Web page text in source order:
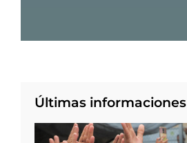
Últimas informaciones